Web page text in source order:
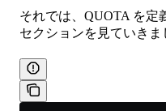
それでは、QUOTA を定
セクションを見ていきま